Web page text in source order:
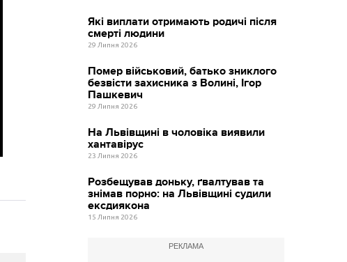
Які виплати отримають родичі після
смерті людини
29 Липня 2026
Помер військовий, батько зниклого
безвісти захисника з Волині, Ігор
Пашкевич
29 Липня 2026
На Львівщині в чоловіка виявили
хантавірус
23 Липня 2026
Розбещував доньку, ґвалтував та
знімав порно: на Львівщині судили
ексдиякона
15 Липня 2026
РЕКЛАМА